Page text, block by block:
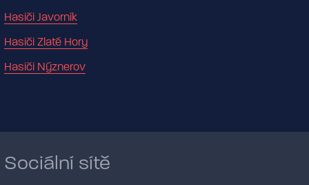
Hasiči Javorník
Hasiči Zlaté Hory
Hasiči Nýznerov
Sociální sítě